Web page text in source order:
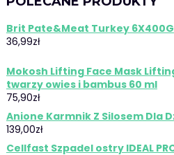
Brit Pate&Meat Turkey 6X400G
36,99zł
Mokosh Lifting Face Mask
twarzy owies i bambus 60 ml
75,90zł
Anione Karmnik Z Silosem Dla
139,00zł
Cellfast Szpadel ostry IDEAL